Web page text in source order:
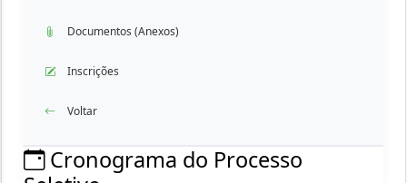
Documentos (Anexos)
Inscrições
Voltar
Cronograma do Processo